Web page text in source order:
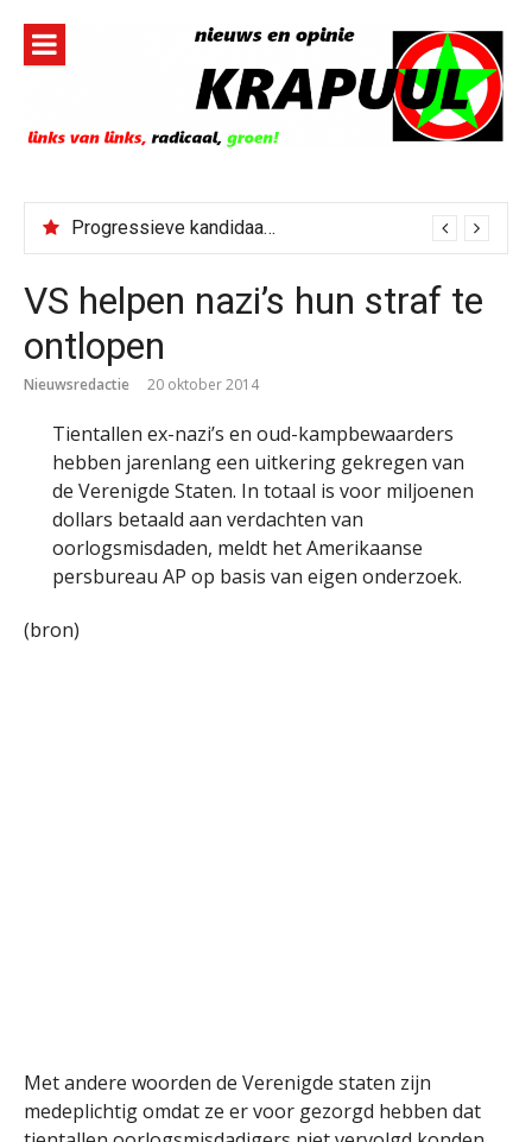
inhoud
Progressieve kandidaat El-Sayed senaatskandidaat Michigan
VS helpen nazi’s hun straf te
ontlopen
Nieuwsredactie 20 oktober 2014
Tientallen ex-nazi’s en oud-kampbewaarders
hebben jarenlang een uitkering gekregen van
de Verenigde Staten. In totaal is voor miljoenen
dollars betaald aan verdachten van
oorlogsmisdaden, meldt het Amerikaanse
persbureau AP op basis van eigen onderzoek.
(bron)
Met andere woorden de Verenigde staten zijn
medeplichtig omdat ze er voor gezorgd hebben dat